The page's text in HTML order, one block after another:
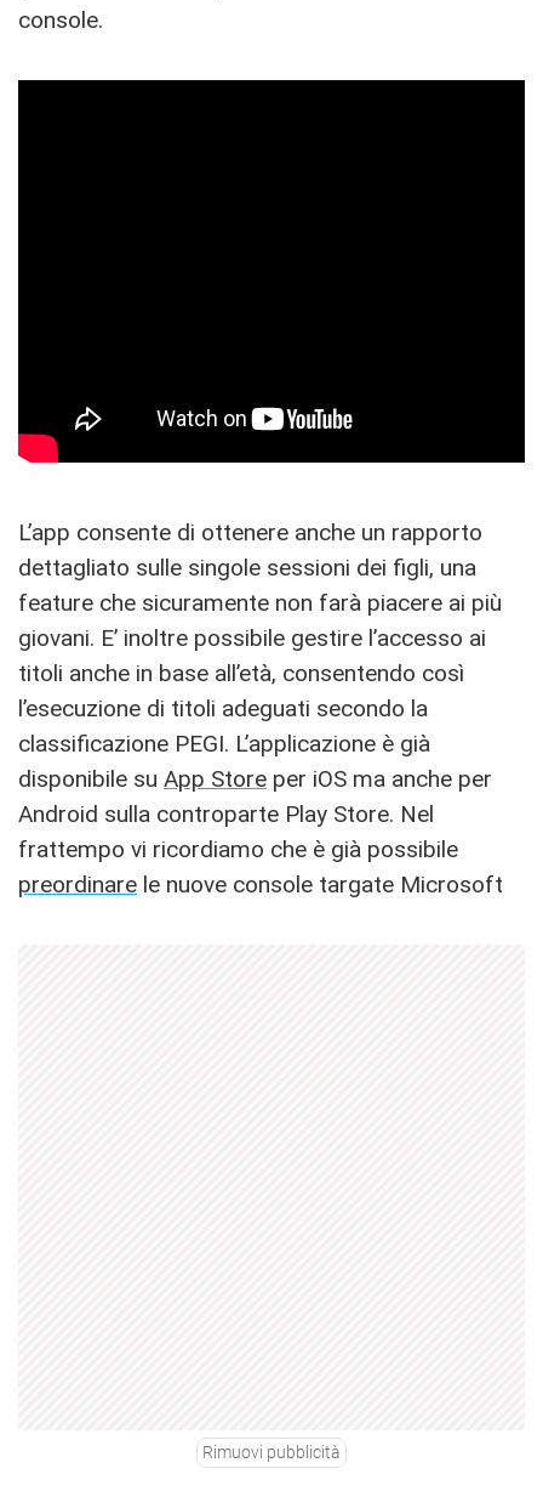
console.
L’app consente di ottenere anche un rapporto
dettagliato sulle singole sessioni dei figli, una
feature che sicuramente non farà piacere ai più
giovani. E’ inoltre possibile gestire l’accesso ai
titoli anche in base all’età, consentendo così
l’esecuzione di titoli adeguati secondo la
classificazione PEGI. L’applicazione è già
disponibile su App Store per iOS ma anche per
Android sulla controparte Play Store. Nel
frattempo vi ricordiamo che è già possibile
preordinare le nuove console targate Microsoft
Rimuovi pubblicità